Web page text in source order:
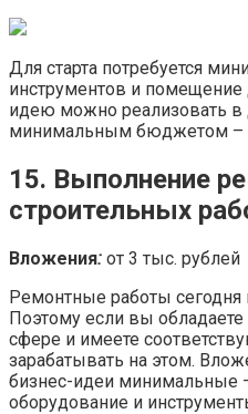
Для старта потребуется
инструментов и помещение
идею можно реализовать в
минимальным бюджетом –
15. Выполнение
строительных
Вложения: от 3 тыс. рублей
Ремонтные работы сегодня
Поэтому если вы
сфере и имеете
зарабатывать на этом.
бизнес-идеи минимальные
оборудование и